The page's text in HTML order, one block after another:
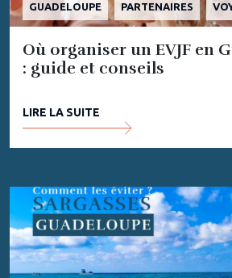
GUADELOUPE PARTENAIRES
Où organiser un EVJF en
: guide et conseils
LIRE LA SUITE